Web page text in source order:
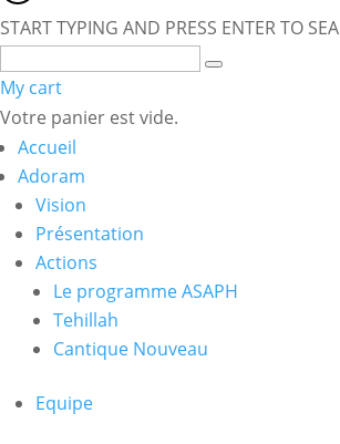
START TYPING AND PRESS ENTER TO
My cart
Votre panier est vide.
Accueil
Adoram
Vision
Présentation
Actions
Le programme ASAPH
Tehillah
Cantique Nouveau
Equipe